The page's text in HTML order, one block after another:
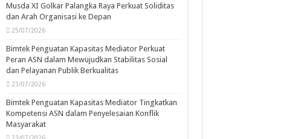
Musda XI Golkar Palangka Raya Perkuat Soliditas
dan Arah Organisasi ke Depan
25/07/2026
Bimtek Penguatan Kapasitas Mediator Perkuat
Peran ASN dalam Mewujudkan Stabilitas Sosial
dan Pelayanan Publik Berkualitas
23/07/2026
Bimtek Penguatan Kapasitas Mediator Tingkatkan
Kompetensi ASN dalam Penyelesaian Konflik
Masyarakat
23/07/2026